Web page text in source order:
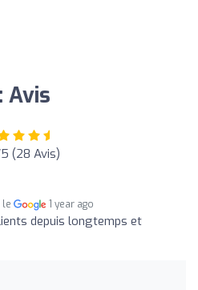
Avis
(28 Avis)
le 1 year ago
depuis longtemps et